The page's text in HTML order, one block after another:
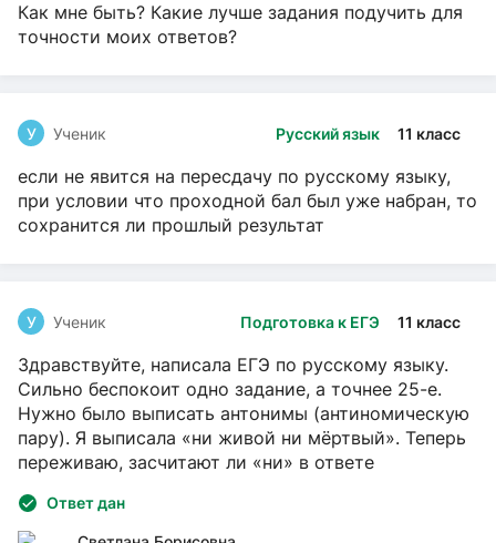
Как мне быть? Какие лучше задания подучить для
точности моих ответов?
Русский язык 11 класс
У Ученик
если не явится на пересдачу по русскому языку,
при условии что проходной бал был уже набран, то
сохранится ли прошлый результат
Подготовка к ЕГЭ 11 класс
У Ученик
Здравствуйте, написала ЕГЭ по русскому языку.
Сильно беспокоит одно задание, а точнее 25-е.
Нужно было выписать антонимы (антиномическую
пару). Я выписала «ни живой ни мёртвый». Теперь
переживаю, засчитают ли «ни» в ответе
Ответ дан